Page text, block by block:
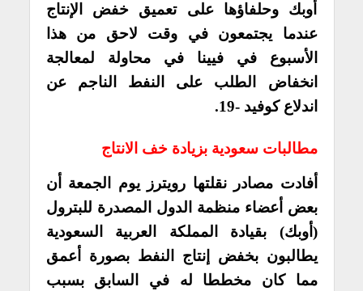
أوبك وحلفاؤها على تعميق خفض الإنتاج
عندما يجتمعون في وقت لاحق من هذا
الأسبوع في فيينا في محاولة لمعالجة
انخفاض الطلب على النفط الناجم عن
اندلاع كوفيد -19.
مطالبات سعودية بزيادة خف الانتاج
أفادت مصادر نقلتها رويترز يوم الجمعة أن
بعض أعضاء منظمة الدول المصدرة للبترول
(أوبك) بقيادة المملكة العربية السعودية
يطالبون بخفض إنتاج النفط بصورة أعمق
مما كان مخططا له في السابق بسبب